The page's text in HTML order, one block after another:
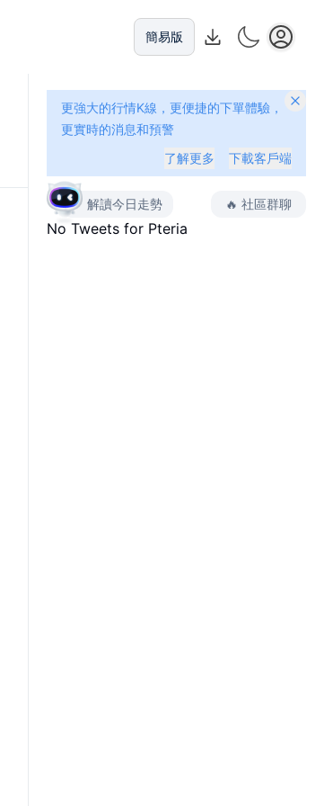
簡易版
更強大的行情K線，更便捷的下單體驗，
更實時的消息和預警
了解更多
下載客戶端
解讀今日走勢 🔥 社區群聊
No Tweets for Pteria